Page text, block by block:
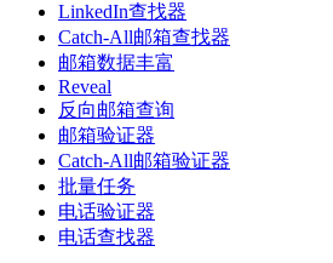
LinkedIn查找器
Catch-All邮箱查找器
邮箱数据丰富
Reveal
反向邮箱查询
邮箱验证器
Catch-All邮箱验证器
批量任务
电话验证器
电话查找器